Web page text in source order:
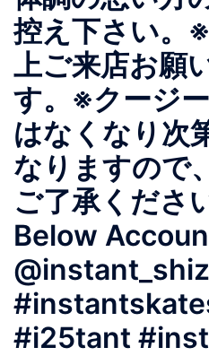
控え下さい。
上ご来店お願
す。 ※クージ
はなくなり次
なりますので
ご了承くださ
Below
#i25tant